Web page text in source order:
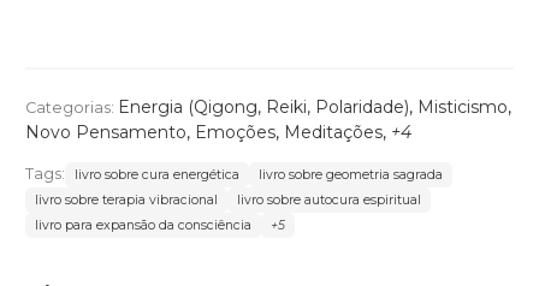
Categorias: Energia (Qigong, Reiki, Polaridade), Misticismo,
Novo Pensamento, Emoções, Meditações, +4
Tags: livro sobre cura energética
livro sobre geometria sagrada
livro sobre terapia vibracional
livro sobre autocura espiritual
livro para expansão da consciência
+5